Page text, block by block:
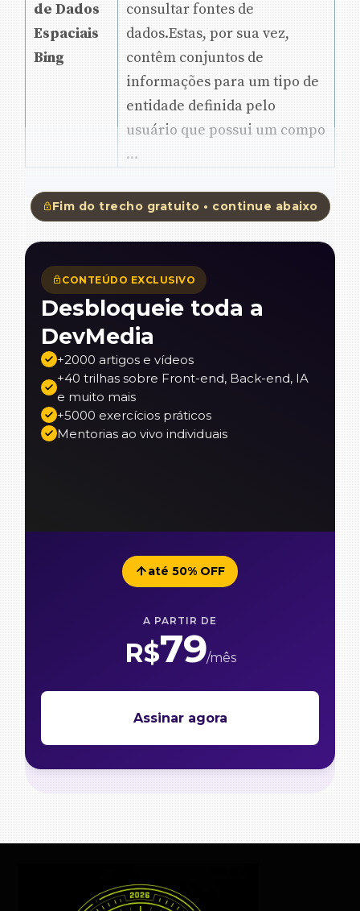
de Dados
Espaciais
Bing
consultar fontes de
dados.Estas, por sua vez,
contêm conjuntos de
informações para um tipo de
entidade definida pelo
usuário que possui um compo
...
Fim do trecho gratuito • continue abaixo
CONTEÚDO EXCLUSIVO
Desbloqueie toda a
DevMedia
+2000 artigos e vídeos
+40 trilhas sobre Front-end, Back-end, IA
e muito mais
+5000 exercícios práticos
Mentorias ao vivo individuais
até 50% OFF
A PARTIR DE
R$79/mês
Assinar agora